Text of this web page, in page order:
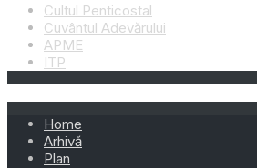
Cultul Penticostal
Cuvântul Adevărului
APME
ITP
Home
Arhivă
Plan